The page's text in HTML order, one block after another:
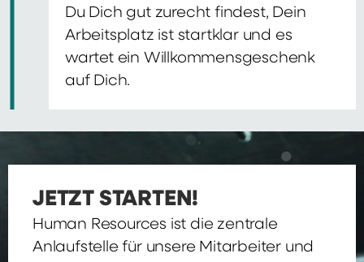
Du Dich gut zurecht findest, Dein
Arbeitsplatz ist startklar und es
wartet ein Willkommensgeschenk
auf Dich.
JETZT STARTEN!
Human Resources ist die zentrale
Anlaufstelle für unsere Mitarbeiter und